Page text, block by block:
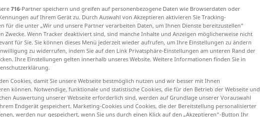
масса
716-Partner speichern und greifen auf personenbezogene Daten wie Browserdaten oder
auf Ihrem Gerät zu. Durch Auswahl von Akzeptieren aktivieren Sie Tracking-
für die unter „Wir und unsere Partner verarbeiten Daten, um Ihnen Dienste bereitzustellen“
Zwecke. Wenn Tracker deaktiviert sind, sind manche Inhalte und Anzeigen möglicherweise nicht
für Sie. Sie können dieses Menü jederzeit wieder aufrufen, um Ihre Einstellungen zu ändern
zu widerrufen, indem Sie auf den Link Privatsphäre-Einstellungen am unteren Rand der
Ihre Einstellungen gelten innerhalb unseres Website. Weitere Informationen finden Sie in
Cookies, damit Sie unsere Webseite bestmöglich nutzen und wir besser mit Ihnen
können. Notwendige, funktionale und statistische Cookies, die für den Betrieb der Webseite und
Auswertung unserer Webseite erforderlich sind, werden auf Grundlage unserer Vorauswahl
Endgerät gespeichert. Marketing-Cookies und Cookies, die der Bereitstellung personalisierter
werden nur gespeichert, wenn Sie uns durch einen Klick auf den „Akzeptieren“-Button Ihr